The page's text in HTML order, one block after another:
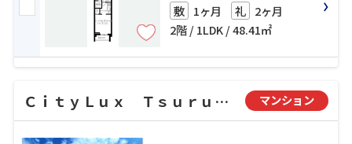
敷 1ヶ月 礼 2ヶ月
2階 / 1LDK / 48.41㎡
ＣｉｔｙＬｕｘ Ｔｓｕｒｕｍｉ マンション